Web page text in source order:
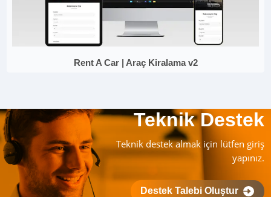
Rent A Car | Araç Kiralama v2
Teknik Destek
Teknik destek almak için lütfen giriş
yapınız.
Destek Talebi Oluştur